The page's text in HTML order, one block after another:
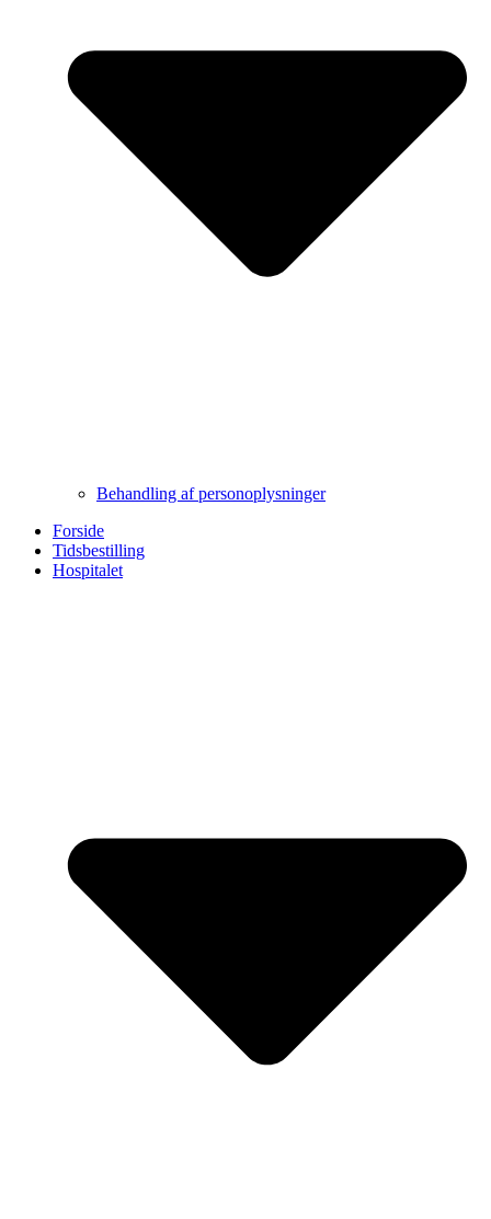
Behandling af personoplysninger
Forside
Tidsbestilling
Hospitalet